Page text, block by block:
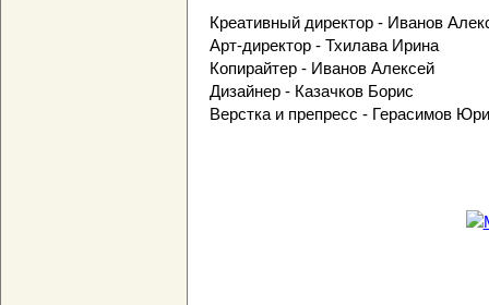
Креативный директор - Иванов
Арт-директор - Тхилава Ирина
Копирайтер - Иванов Алексей
Дизайнер - Казачков Борис
Верстка и препресс - Герасимов